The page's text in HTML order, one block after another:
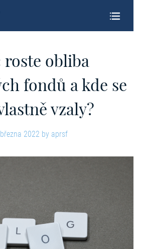
roste obliba
fondů a kde se
vzaly?
2022 by aprsf